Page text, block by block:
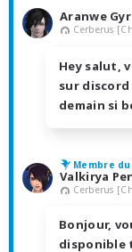
Aranwe
Cerberus
Hey salut,
sur
demain si
Membre
Valkirya
Cerberus
Bonjour,
disponible